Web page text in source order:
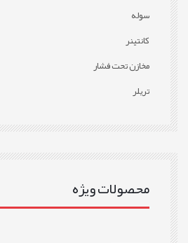
سوله
کانتینر
مخازن تحت فشار
تریلر
محصولات ویژه